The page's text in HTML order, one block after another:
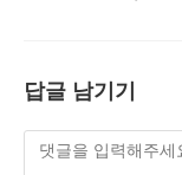
답글 남기기